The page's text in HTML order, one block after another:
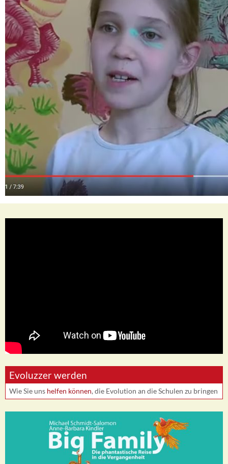
Evoluzzer werden
Wie Sie uns helfen können, die Evolution an die Schulen zu bringen